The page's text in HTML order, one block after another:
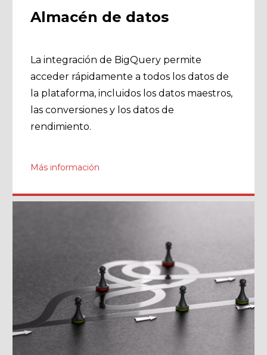
Almacén de datos
La integración de BigQuery permite
acceder rápidamente a todos los datos de
la plataforma, incluidos los datos maestros,
las conversiones y los datos de
rendimiento.
Más información